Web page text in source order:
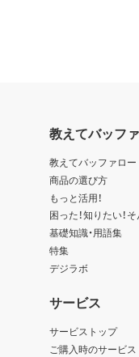
教えてバッフ
教えてバッファロ
商品の選び方
もっと活用！
困った！知りたい！
基礎知識・用語集
特集
デジラボ
サービス
サービストップ
ご購入時のサービス